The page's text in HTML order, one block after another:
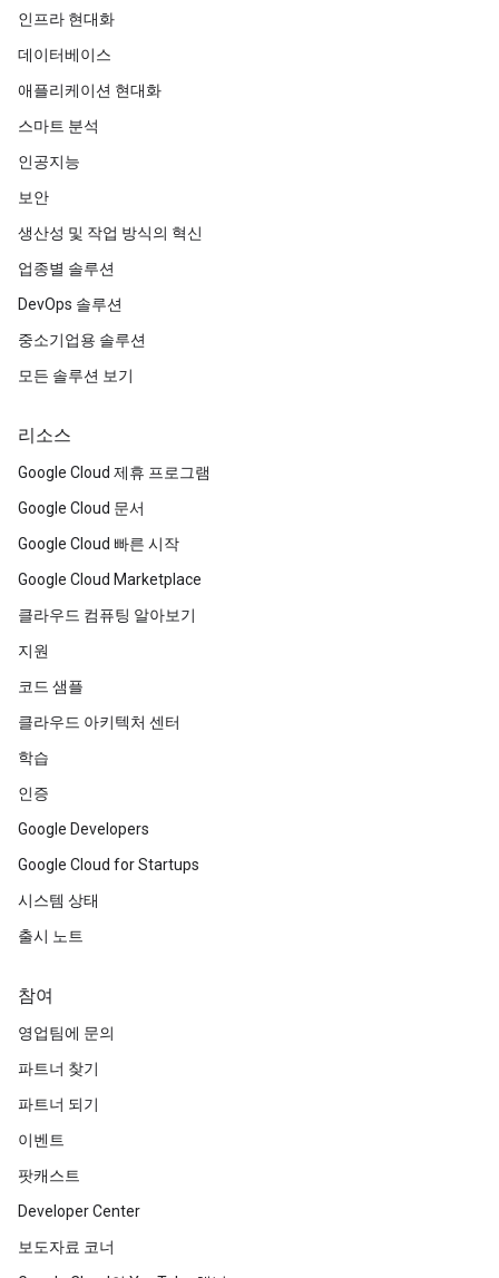
인프라 현대화
데이터베이스
애플리케이션 현대화
스마트 분석
인공지능
보안
생산성 및 작업 방식의 혁신
업종별 솔루션
DevOps 솔루션
중소기업용 솔루션
모든 솔루션 보기
리소스
Google Cloud 제휴 프로그램
Google Cloud 문서
Google Cloud 빠른 시작
Google Cloud Marketplace
클라우드 컴퓨팅 알아보기
지원
코드 샘플
클라우드 아키텍처 센터
학습
인증
Google Developers
Google Cloud for Startups
시스템 상태
출시 노트
참여
영업팀에 문의
파트너 찾기
파트너 되기
이벤트
팟캐스트
Developer Center
보도자료 코너